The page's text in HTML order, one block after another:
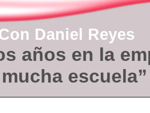
Daniel Reyes
años en la
escuela”